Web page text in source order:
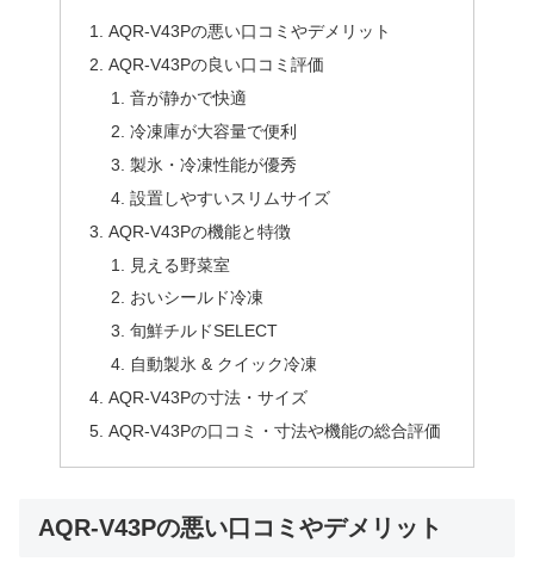
AQR-V43Pの悪い口コミやデメリット
AQR-V43Pの良い口コミ評価
音が静かで快適
冷凍庫が大容量で便利
製氷・冷凍性能が優秀
設置しやすいスリムサイズ
AQR-V43Pの機能と特徴
見える野菜室
おいシールド冷凍
旬鮮チルドSELECT
自動製氷 & クイック冷凍
AQR-V43Pの寸法・サイズ
AQR-V43Pの口コミ・寸法や機能の総合評価
AQR-V43Pの悪い口コミやデメリット